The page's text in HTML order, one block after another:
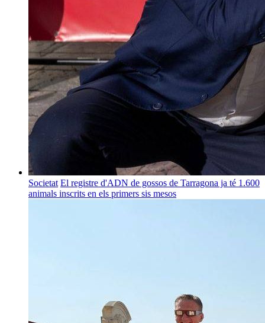
Societat El registre d'ADN de gossos de Tarragona ja té 1.600
animals inscrits en els primers sis mesos